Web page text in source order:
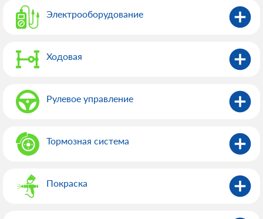
Электрооборудованиe
Ходовая
Рулевое управление
Тормозная система
Покраска